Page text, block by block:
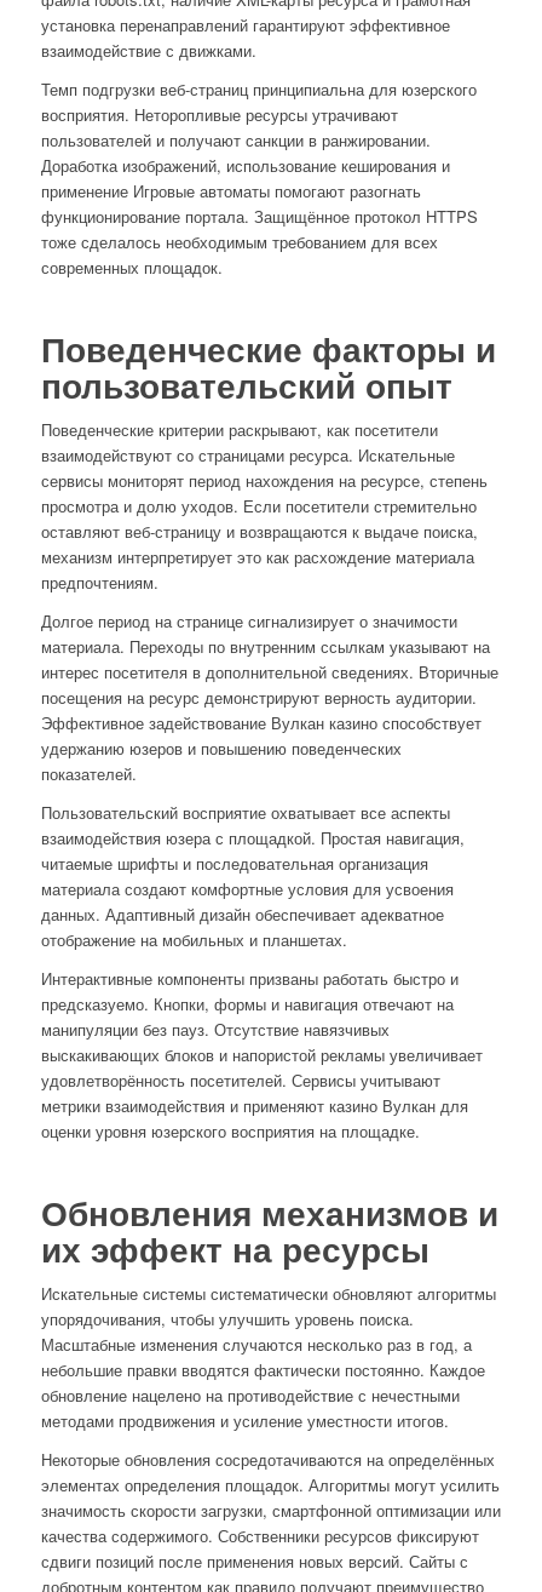
установка перенаправлений гарантируют эффективное
взаимодействие с движками.
Темп подгрузки веб-страниц принципиальна для юзерского
восприятия. Неторопливые ресурсы утрачивают
пользователей и получают санкции в ранжировании.
Доработка изображений, использование кеширования и
применение Игровые автоматы помогают разогнать
функционирование портала. Защищённое протокол HTTPS
тоже сделалось необходимым требованием для всех
современных площадок.
Поведенческие факторы и
пользовательский опыт
Поведенческие критерии раскрывают, как посетители
взаимодействуют со страницами ресурса. Искательные
сервисы мониторят период нахождения на ресурсе, степень
просмотра и долю уходов. Если посетители стремительно
оставляют веб-страницу и возвращаются к выдаче поиска,
механизм интерпретирует это как расхождение материала
предпочтениям.
Долгое период на странице сигнализирует о значимости
материала. Переходы по внутренним ссылкам указывают на
интерес посетителя в дополнительной сведениях. Вторичные
посещения на ресурс демонстрируют верность аудитории.
Эффективное задействование Вулкан казино способствует
удержанию юзеров и повышению поведенческих
показателей.
Пользовательский восприятие охватывает все аспекты
взаимодействия юзера с площадкой. Простая навигация,
читаемые шрифты и последовательная организация
материала создают комфортные условия для усвоения
данных. Адаптивный дизайн обеспечивает адекватное
отображение на мобильных и планшетах.
Интерактивные компоненты призваны работать быстро и
предсказуемо. Кнопки, формы и навигация отвечают на
манипуляции без пауз. Отсутствие навязчивых
выскакивающих блоков и напористой рекламы увеличивает
удовлетворённость посетителей. Сервисы учитывают
метрики взаимодействия и применяют казино Вулкан для
оценки уровня юзерского восприятия на площадке.
Обновления механизмов и
их эффект на ресурсы
Искательные системы систематически обновляют алгоритмы
упорядочивания, чтобы улучшить уровень поиска.
Масштабные изменения случаются несколько раз в год, а
небольшие правки вводятся фактически постоянно. Каждое
обновление нацелено на противодействие с нечестными
методами продвижения и усиление уместности итогов.
Некоторые обновления сосредотачиваются на определённых
элементах определения площадок. Алгоритмы могут усилить
значимость скорости загрузки, смартфонной оптимизации или
качества содержимого. Собственники ресурсов фиксируют
сдвиги позиций после применения новых версий. Сайты с
добротным контентом как правило получают преимущество